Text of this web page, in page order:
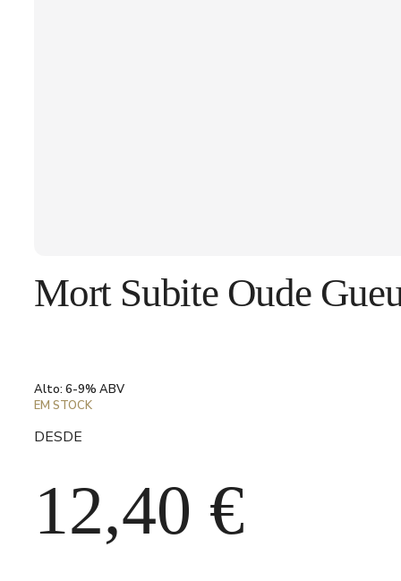
Mort Subite Oude
Alto: 6-9% ABV
EM STOCK
DESDE
12,40 €